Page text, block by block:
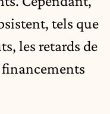
tels que
les retards de
financements